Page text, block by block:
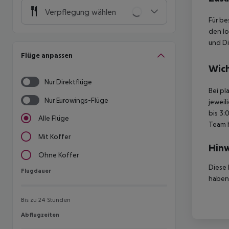
Verpflegung wählen
Flüge anpassen
Nur Direktflüge
Nur Eurowings-Flüge
Alle Flüge
Mit Koffer
Ohne Koffer
Flugdauer
Flugdauer
Bis zu 24 Stunden
Abflugzeiten
Abflugzeiten
Für
den
und
Bei
bis
Team
Diese